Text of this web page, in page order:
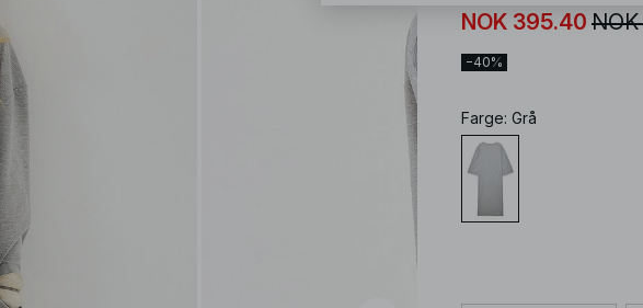
NOK 395.40
−40%
Farge: Grå